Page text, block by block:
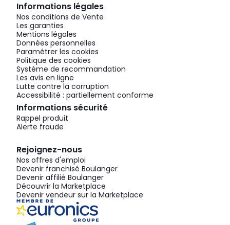
Informations légales
Nos conditions de Vente
Les garanties
Mentions légales
Données personnelles
Paramétrer les cookies
Politique des cookies
Système de recommandation
Les avis en ligne
Lutte contre la corruption
Accessibilité : partiellement conforme
Informations sécurité
Rappel produit
Alerte fraude
Rejoignez-nous
Nos offres d'emploi
Devenir franchisé Boulanger
Devenir affilié Boulanger
Découvrir la Marketplace
Devenir vendeur sur la Marketplace